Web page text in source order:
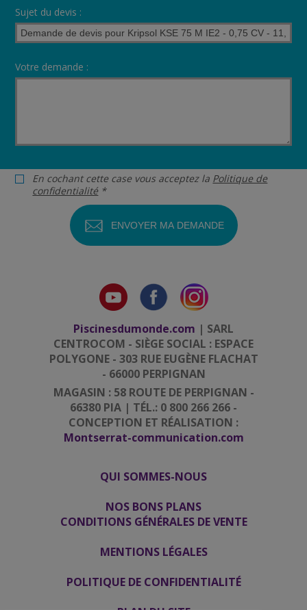
Sujet du devis :
Votre demande :
En cochant cette case vous acceptez la Politique de
confidentialité*
Piscinesdumonde.com | SARL
CENTROCOM - SIÈGE SOCIAL : ESPACE
POLYGONE - 303 RUE EUGÈNE FLACHAT
- 66000 PERPIGNAN
MAGASIN : 58 ROUTE DE PERPIGNAN -
66380 PIA | TÉL.: 0 800 266 266 -
CONCEPTION ET RÉALISATION :
Montserrat-communication.com
QUI SOMMES-NOUS
NOS BONS PLANS
CONDITIONS GÉNÉRALES DE VENTE
MENTIONS LÉGALES
POLITIQUE DE CONFIDENTIALITÉ